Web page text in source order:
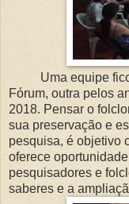
Uma equipe
Fórum, outra pelos
2018. Pensar o
sua preservação e
pesquisa, é objetivo
oferece
pesquisadores e
saberes e a